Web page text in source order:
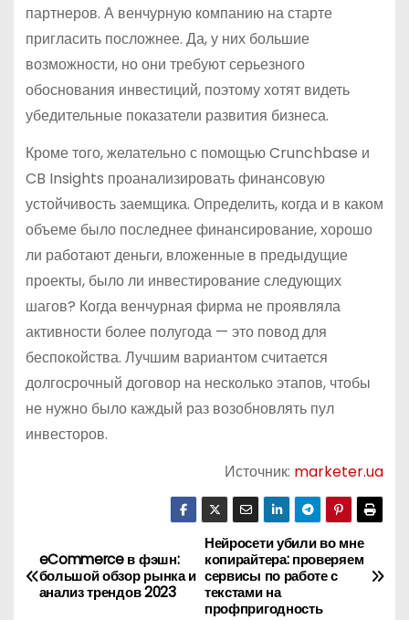
партнеров. А венчурную компанию на старте
пригласить посложнее. Да, у них большие
возможности, но они требуют серьезного
обоснования инвестиций, поэтому хотят видеть
убедительные показатели развития бизнеса.
Кроме того, желательно с помощью Crunchbase и
CB Insights проанализировать финансовую
устойчивость заемщика. Определить, когда и в каком
объеме было последнее финансирование, хорошо
ли работают деньги, вложенные в предыдущие
проекты, было ли инвестирование следующих
шагов? Когда венчурная фирма не проявляла
активности более полугода — это повод для
беспокойства. Лучшим вариантом считается
долгосрочный договор на несколько этапов, чтобы
не нужно было каждый раз возобновлять пул
инвесторов.
Источник: marketer.ua
Н
а
Нейросети убили во мне
копирайтера: проверяем
сервисы по работе с
текстами на
профпригодность
eCommerce в фэшн:
большой обзор рынка и
анализ трендов 2023